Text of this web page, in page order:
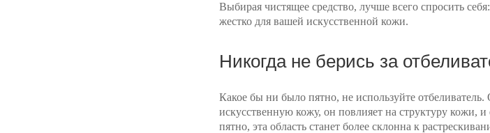
Выбирая чистящее средство, лучше всего спросить
жестко для вашей искусственной кожи.
Никогда не берись за
Какое бы ни было пятно, не используйте
искусственную кожу, он повлияет на структуру кожи,
пятно, эта область станет более склонна к